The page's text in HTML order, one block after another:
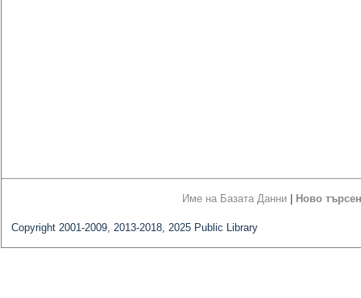
Име на Базата Данни Ново
Copyright 2001-2009, 2013-2018, 2025 Public Library